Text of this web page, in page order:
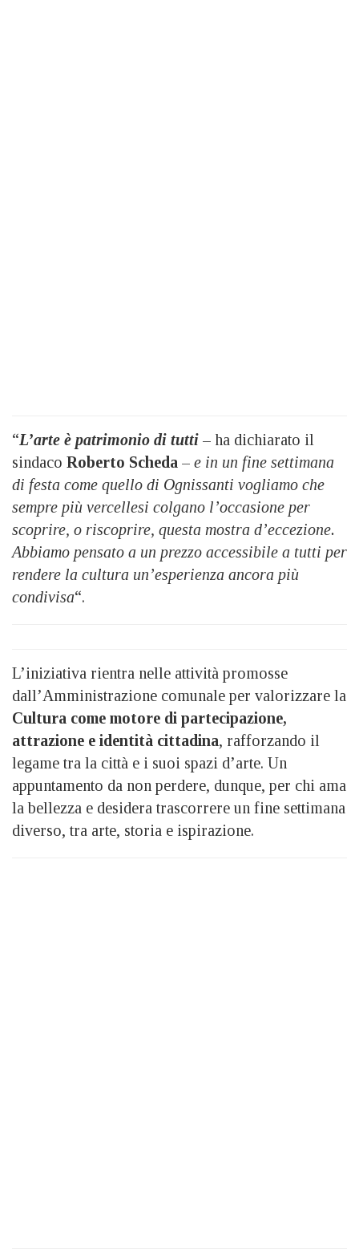
“L’arte è patrimonio di tutti – ha dichiarato il
sindaco Roberto Scheda – e in un fine settimana
di festa come quello di Ognissanti vogliamo che
sempre più vercellesi colgano l’occasione per
scoprire, o riscoprire, questa mostra d’eccezione.
Abbiamo pensato a un prezzo accessibile a tutti per
rendere la cultura un’esperienza ancora più
condivisa“.
L’iniziativa rientra nelle attività promosse
dall’Amministrazione comunale per valorizzare la
Cultura come motore di partecipazione,
attrazione e identità cittadina, rafforzando il
legame tra la città e i suoi spazi d’arte. Un
appuntamento da non perdere, dunque, per chi ama
la bellezza e desidera trascorrere un fine settimana
diverso, tra arte, storia e ispirazione.